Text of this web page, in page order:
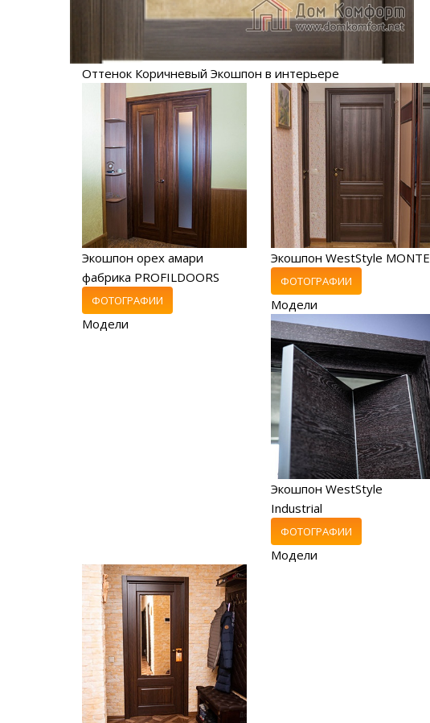
Оттенок Коричневый Экошпон в интерьере
Экошпон орех амари
фабрика PROFILDOORS
ФОТОГРАФИИ
Модели
Экошпон WestStyle MONTE
ФОТОГРАФИИ
Модели
Экошпон WestStyle
Industrial
ФОТОГРАФИИ
Модели